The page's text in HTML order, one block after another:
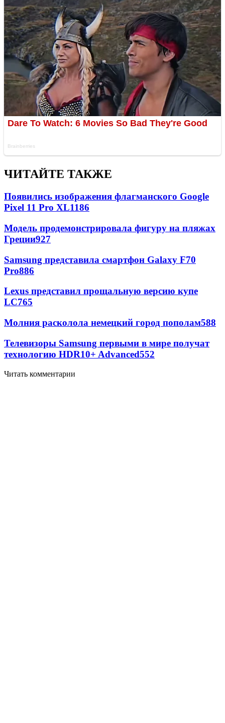
ЧИТАЙТЕ ТАКЖЕ
Появились изображения флагманского Google
Pixel 11 Pro XL1186
Модель продемонстрировала фигуру на пляжах
Греции927
Samsung представила смартфон Galaxy F70
Pro886
Lexus представил прощальную версию купе
LC765
Молния расколола немецкий город пополам588
Телевизоры Samsung первыми в мире получат
технологию HDR10+ Advanced552
Читать комментарии